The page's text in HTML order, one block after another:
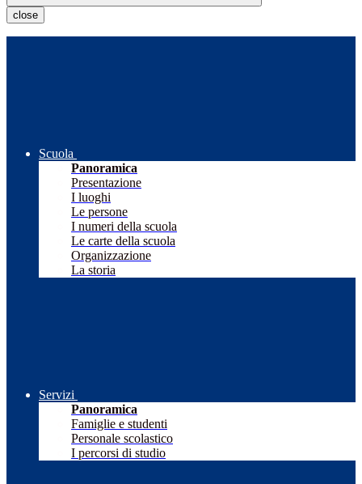
close
Scuola
Panoramica
Presentazione
I luoghi
Le persone
I numeri della scuola
Le carte della scuola
Organizzazione
La storia
Servizi
Panoramica
Famiglie e studenti
Personale scolastico
I percorsi di studio